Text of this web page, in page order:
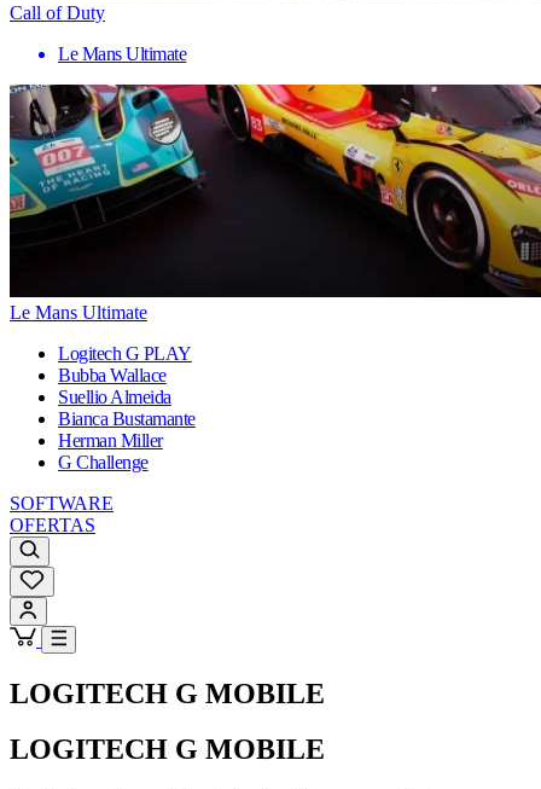
Call of Duty
Le Mans Ultimate
Le Mans Ultimate
Logitech G PLAY
Bubba Wallace
Suellio Almeida
Bianca Bustamante
Herman Miller
G Challenge
SOFTWARE
OFERTAS
LOGITECH G MOBILE
LOGITECH G MOBILE